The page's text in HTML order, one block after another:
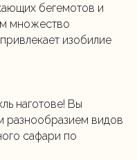
бегемотов и
множество
изобилие
наготове! Вы
разнообразием видов
сафари по